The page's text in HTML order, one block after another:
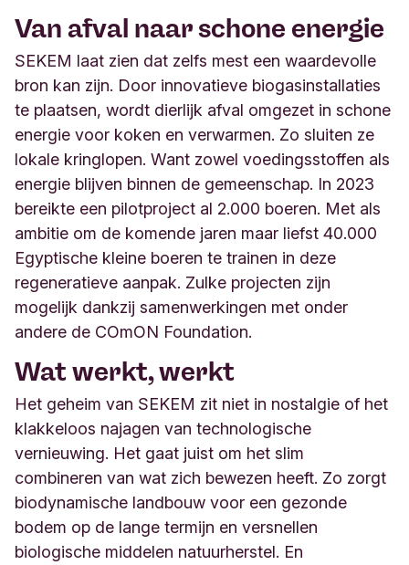
Van afval naar schone energie
SEKEM laat zien dat zelfs mest een waardevolle
bron kan zijn. Door innovatieve biogasinstallaties
te plaatsen, wordt dierlijk afval omgezet in schone
energie voor koken en verwarmen. Zo sluiten ze
lokale kringlopen. Want zowel voedingsstoffen als
energie blijven binnen de gemeenschap. In 2023
bereikte een pilotproject al 2.000 boeren. Met als
ambitie om de komende jaren maar liefst 40.000
Egyptische kleine boeren te trainen in deze
regeneratieve aanpak. Zulke projecten zijn
mogelijk dankzij samenwerkingen met onder
andere de COmON Foundation.
Wat werkt, werkt
Het geheim van SEKEM zit niet in nostalgie of het
klakkeloos najagen van technologische
vernieuwing. Het gaat juist om het slim
combineren van wat zich bewezen heeft. Zo zorgt
biodynamische landbouw voor een gezonde
bodem op de lange termijn en versnellen
biologische middelen natuurherstel. En